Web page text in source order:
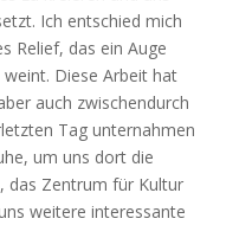
Ich entschied mich
Relief, das ein Auge
Diese Arbeit hat
auch zwischendurch
Tag unternahmen
um uns dort die
das Zentrum für Kultur
weitere interessante